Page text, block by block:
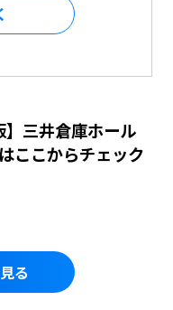
三井倉庫ホール
ここからチェック
る